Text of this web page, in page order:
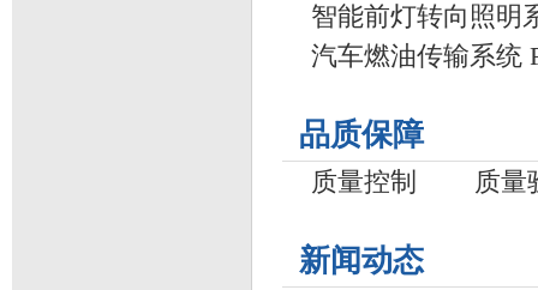
智能前灯转向照明
汽车燃油传输系统
品质保障
质量控制 质量
新闻动态